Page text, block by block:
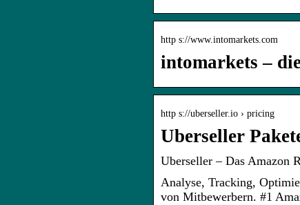
http s://www.intomarkets.com
intomarkets –
http s://uberseller.io › pricing
Uberseller
Uberseller – Das Amazon
Analyse, Tracking,
von Mitbewerbern. #1